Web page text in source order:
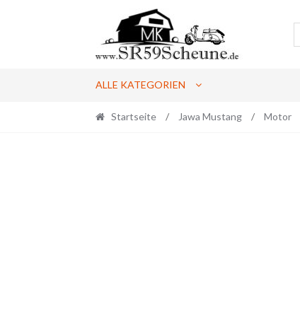
navigation
content
ALLE KATEGORIEN
Startseite / Jawa Mustang / Motor